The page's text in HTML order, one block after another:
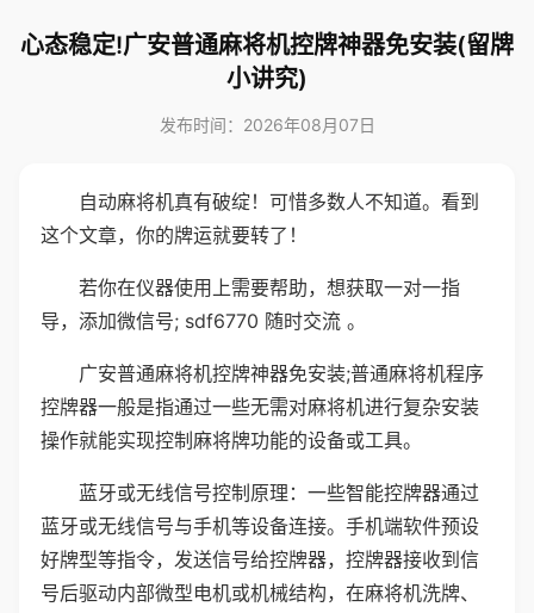
心态稳定!广安普通麻将机控牌神器免安装(留牌
小讲究)
发布时间：2026年08月07日
自动麻将机真有破绽！可惜多数人不知道。看到
这个文章，你的牌运就要转了！
若你在仪器使用上需要帮助，想获取一对一指
导，添加微信号; sdf6770 随时交流 。
广安普通麻将机控牌神器免安装;普通麻将机程序
控牌器一般是指通过一些无需对麻将机进行复杂安装
操作就能实现控制麻将牌功能的设备或工具。
蓝牙或无线信号控制原理：一些智能控牌器通过
蓝牙或无线信号与手机等设备连接。手机端软件预设
好牌型等指令，发送信号给控牌器，控牌器接收到信
号后驱动内部微型电机或机械结构，在麻将机洗牌、